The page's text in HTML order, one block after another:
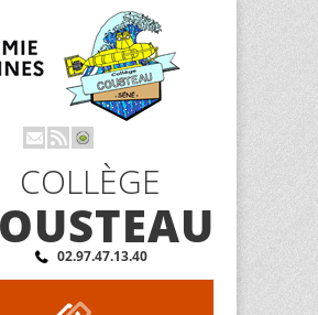
COLLÈGE
02.97.47.13.40